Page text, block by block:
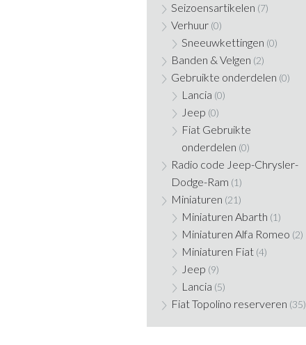
Seizoensartikelen (7)
Verhuur (0)
Sneeuwkettingen (0)
Banden & Velgen (2)
Gebruikte onderdelen (0)
Lancia (0)
Jeep (0)
Fiat Gebruikte
onderdelen (0)
Radio code Jeep-Chrysler-
Dodge-Ram (1)
Miniaturen (21)
Miniaturen Abarth (1)
Miniaturen Alfa Romeo (2)
Miniaturen Fiat (4)
Jeep (9)
Lancia (5)
Fiat Topolino reserveren (35)